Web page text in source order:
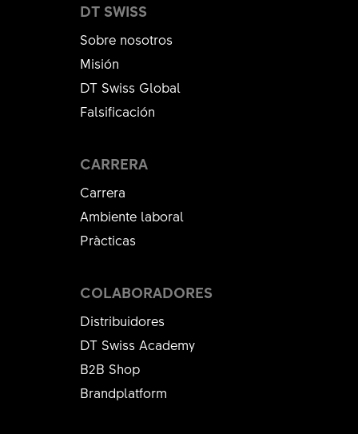
DT SWISS
Sobre nosotros
Misión
DT Swiss Global
Falsificación
CARRERA
Carrera
Ambiente laboral
Pràcticas
COLABORADORES
Distribuidores
DT Swiss Academy
B2B Shop
Brandplatform